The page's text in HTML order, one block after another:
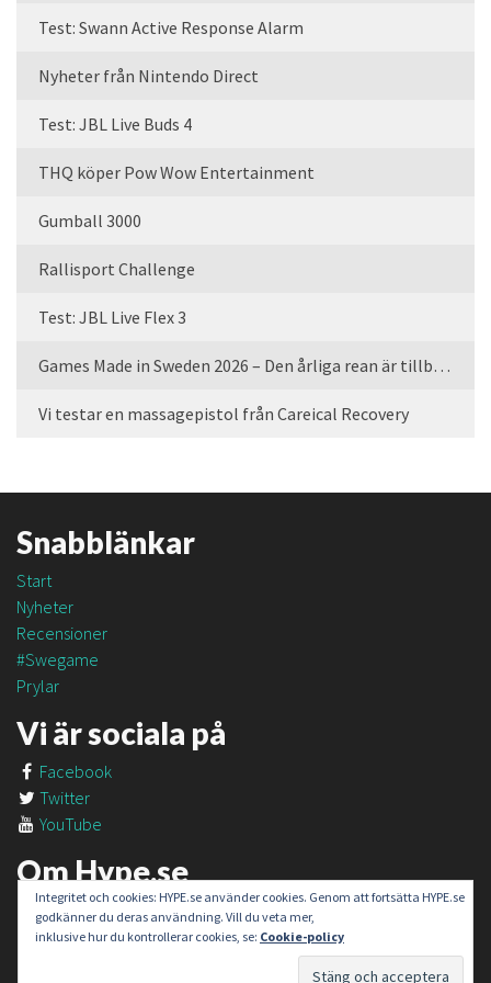
Test: Swann Active Response Alarm
Nyheter från Nintendo Direct
Test: JBL Live Buds 4
THQ köper Pow Wow Entertainment
Gumball 3000
Rallisport Challenge
Test: JBL Live Flex 3
Games Made in Sweden 2026 – Den årliga rean är tillbaka
Vi testar en massagepistol från Careical Recovery
Snabblänkar
Start
Nyheter
Recensioner
#Swegame
Prylar
Vi är sociala på
Facebook
Twitter
YouTube
Om Hype.se
Om oss
Om #SweGame
Integritet och cookies: HYPE.se använder cookies. Genom att fortsätta HYPE.se
godkänner du deras användning. Vill du veta mer,
inklusive hur du kontrollerar cookies, se: Cookie-policy